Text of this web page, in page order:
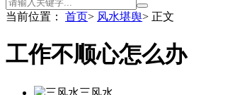
当前位置： 首页> 风水堪舆> 正文
工作不顺心怎么办
三风水